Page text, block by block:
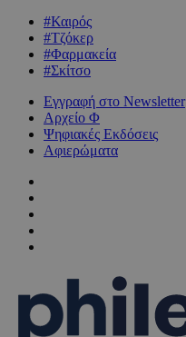
#Καιρός
#Τζόκερ
#Φαρμακεία
#Σκίτσο
Εγγραφή στο Newsletter
Αρχείο Φ
Ψηφιακές Εκδόσεις
Αφιερώματα